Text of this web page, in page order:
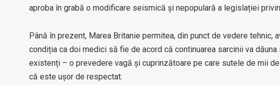
aproba în grabă o modificare seismică și nepopulară a legislației
Până în prezent, Marea Britanie permitea, din punct de vedere
condiția ca doi medici să fie de acord că continuarea sarcinii va
existenți – o prevedere vagă și cuprinzătoare pe care sutele de mii
că este ușor de respectat.